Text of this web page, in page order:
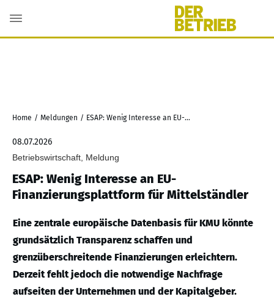
Home / Meldungen / ESAP: Wenig Interesse an EU-Finanzierungsplattform für Mittelständler
08.07.2026
Betriebswirtschaft, Meldung
ESAP: Wenig Interesse an EU-
Finanzierungsplattform für Mittelständler
Eine zentrale europäische Datenbasis für KMU könnte
grundsätzlich Transparenz schaffen und
grenzüberschreitende Finanzierungen erleichtern.
Derzeit fehlt jedoch die notwendige Nachfrage
aufseiten der Unternehmen und der Kapitalgeber.